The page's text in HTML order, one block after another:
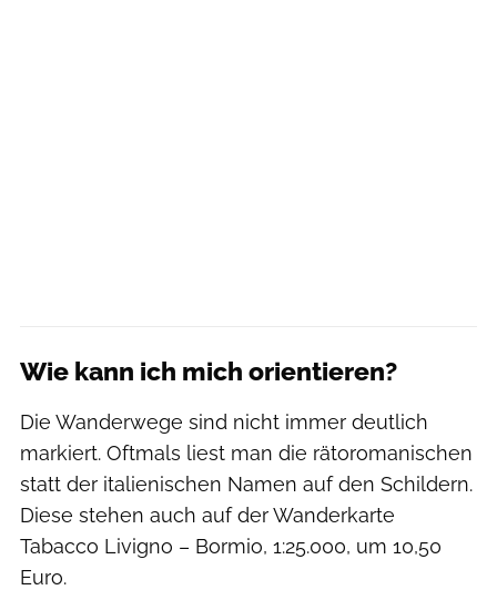
Wie kann ich mich orientieren?
Die Wanderwege sind nicht immer deutlich
markiert. Oftmals liest man die rätoromanischen
statt der italienischen Namen auf den Schildern.
Diese stehen auch auf der Wanderkarte
Tabacco Livigno – Bormio, 1:25.000, um 10,50
Euro.